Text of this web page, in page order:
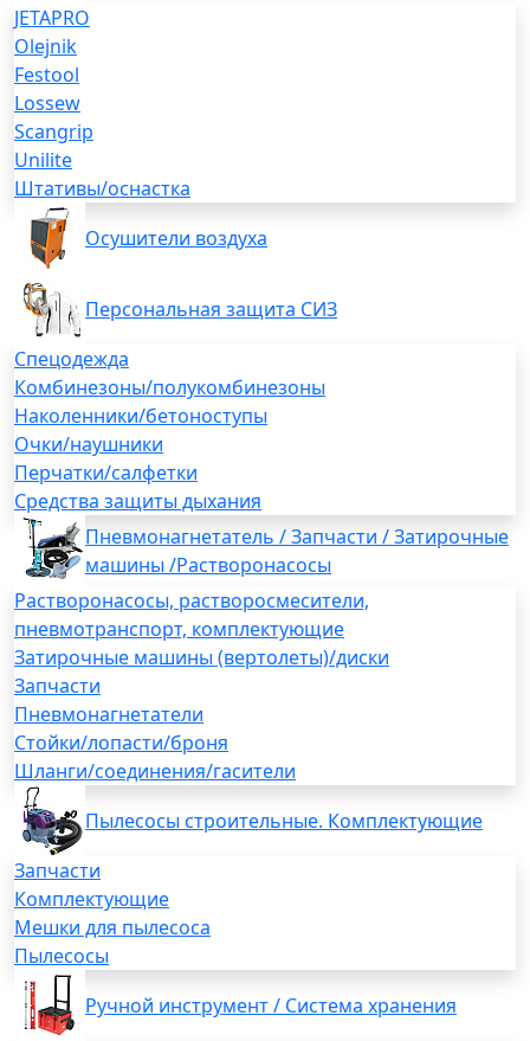
JETAPRO
Olejnik
Festool
Lossew
Scangrip
Unilite
Штативы/оснастка
Осушители воздуха
Персональная защита СИЗ
Спецодежда
Комбинезоны/полукомбинезоны
Наколенники/бетоноступы
Очки/наушники
Перчатки/салфетки
Средства защиты дыхания
Пневмонагнетатель / Запчасти / Затирочные
машины /Растворонасосы
Растворонасосы, растворосмесители,
пневмотранспорт, комплектующие
Затирочные машины (вертолеты)/диски
Запчасти
Пневмонагнетатели
Стойки/лопасти/броня
Шланги/соединения/гасители
Пылесосы строительные. Комплектующие
Запчасти
Комплектующие
Мешки для пылесоса
Пылесосы
Ручной инструмент / Система хранения